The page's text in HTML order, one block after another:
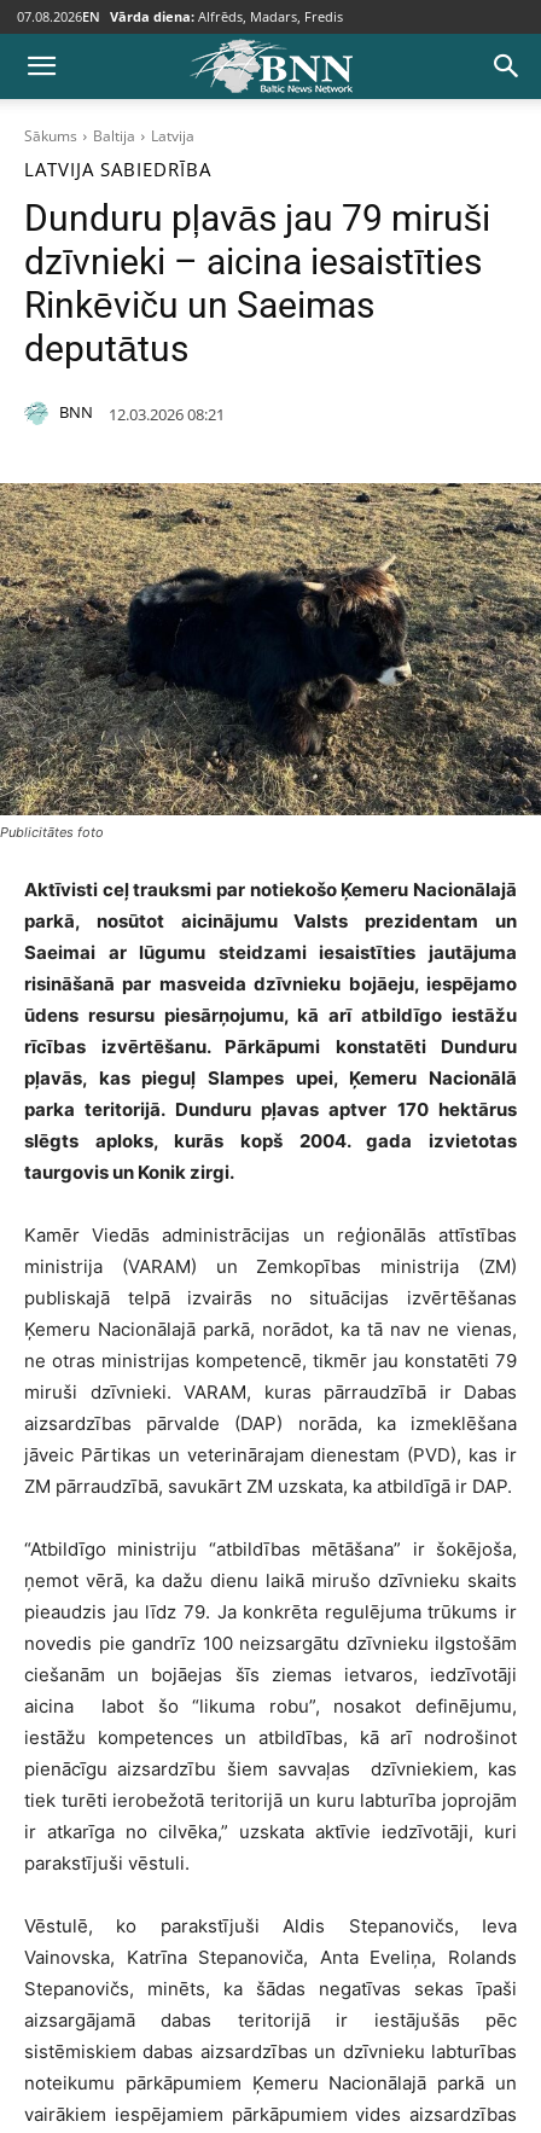
07.08.2026EN Vārda diena: Alfrēds, Madars, Fredis
Sākums Baltija Latvija
LATVIJA SABIEDRĪBA
Dunduru pļavās jau 79 miruši
dzīvnieki – aicina iesaistīties
Rinkēviču un Saeimas
deputātus
BNN 12.03.2026 08:21
Publicitātes foto
Aktīvisti ceļ trauksmi par notiekošo Ķemeru Nacionālajā
parkā, nosūtot aicinājumu Valsts prezidentam un
Saeimai ar lūgumu steidzami iesaistīties jautājuma
risināšanā par masveida dzīvnieku bojāeju, iespējamo
ūdens resursu piesārņojumu, kā arī atbildīgo iestāžu
rīcības izvērtēšanu. Pārkāpumi konstatēti Dunduru
pļavās, kas pieguļ Slampes upei, Ķemeru Nacionālā
parka teritorijā. Dunduru pļavas aptver 170 hektārus
slēgts aploks, kurās kopš 2004. gada izvietotas
taurgovis un Konik zirgi.
Kamēr Viedās administrācijas un reģionālās attīstības
ministrija (VARAM) un Zemkopības ministrija (ZM)
publiskajā telpā izvairās no situācijas izvērtēšanas
Ķemeru Nacionālajā parkā, norādot, ka tā nav ne vienas,
ne otras ministrijas kompetencē, tikmēr jau konstatēti 79
miruši dzīvnieki. VARAM, kuras pārraudzībā ir Dabas
aizsardzības pārvalde (DAP) norāda, ka izmeklēšana
jāveic Pārtikas un veterinārajam dienestam (PVD), kas ir
ZM pārraudzībā, savukārt ZM uzskata, ka atbildīgā ir DAP.
“Atbildīgo ministriju “atbildības mētāšana” ir šokējoša,
ņemot vērā, ka dažu dienu laikā mirušo dzīvnieku skaits
pieaudzis jau līdz 79. Ja konkrēta regulējuma trūkums ir
novedis pie gandrīz 100 neizsargātu dzīvnieku ilgstošām
ciešanām un bojāejas šīs ziemas ietvaros, iedzīvotāji
aicina labot šo “likuma robu”, nosakot definējumu,
iestāžu kompetences un atbildības, kā arī nodrošinot
pienācīgu aizsardzību šiem savvaļas dzīvniekiem, kas
tiek turēti ierobežotā teritorijā un kuru labturība joprojām
ir atkarīga no cilvēka,” uzskata aktīvie iedzīvotāji, kuri
parakstījuši vēstuli.
Vēstulē, ko parakstījuši Aldis Stepanovičs, Ieva
Vainovska, Katrīna Stepanoviča, Anta Eveliņa, Rolands
Stepanovičs, minēts, ka šādas negatīvas sekas īpaši
aizsargājamā dabas teritorijā ir iestājušās pēc
sistēmiskiem dabas aizsardzības un dzīvnieku labturības
noteikumu pārkāpumiem Ķemeru Nacionālajā parkā un
vairākiem iespējamiem pārkāpumiem vides aizsardzības